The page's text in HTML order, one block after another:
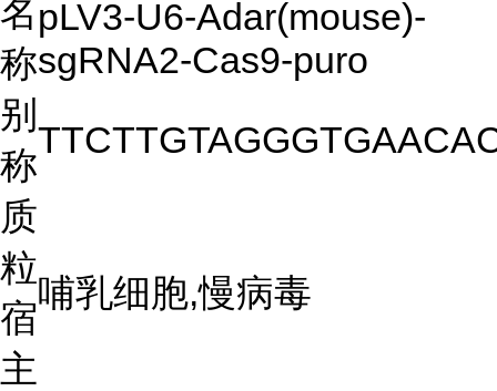
名
称
pLV3-U6-Adar(mouse)-
sgRNA2-Cas9-puro
别
称
质
粒
宿
主
哺乳细胞,慢病毒